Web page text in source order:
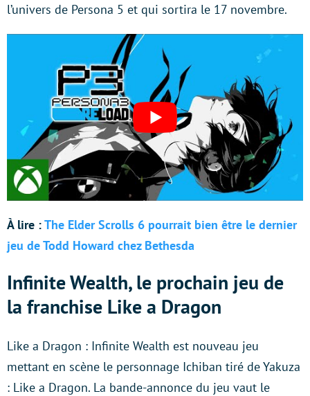
l’univers de Persona 5 et qui sortira le 17 novembre.
À lire :The Elder Scrolls 6 pourrait bien être le dernier
jeu de Todd Howard chez Bethesda
Infinite Wealth, le prochain jeu de
la franchise Like a Dragon
Like a Dragon : Infinite Wealth est nouveau jeu
mettant en scène le personnage Ichiban tiré de Yakuza
: Like a Dragon. La bande-annonce du jeu vaut le